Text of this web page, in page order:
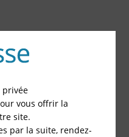
privée
vous offrir la
site.
par la suite, rendez-